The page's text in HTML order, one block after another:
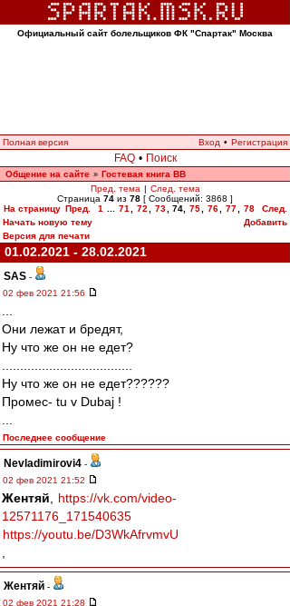
Официальный сайт болельщиков ФК "Спартак" Москва
Полная версия Вход • Регистрация
FAQ • Поиск
Общение на сайте » Гостевая книга ВВ
Пред. тема | След. тема
Страница 74 из 78 [ Сообщений: 3868 ]
На страницу Пред. 1 71 72 73 74, 75 76 77 78
След.
Начать новую тему
Добавить
Версия для печати
01.02.2021 - 28.02.2021
SAS -
02 фев 2021 21:56
Они лежат и бредят,
Ну что же он не едет?
Ну что же он не едет??????
Промес- tu v Dubaj !
Последнее сообщение
Nevladimirovi4 -
02 фев 2021 21:52
Жентяй
https://vk.com/video-
12571176_171540635
https://youtu.be/D3WkAfrvmvU
Жентяй -
02 фев 2021 21:28